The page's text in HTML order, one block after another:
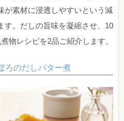
が素材に浸透しやすいという減
す。だしの旨味を凝縮させ、10
物レシピを2品ご紹介します。
ろのだしバター煮